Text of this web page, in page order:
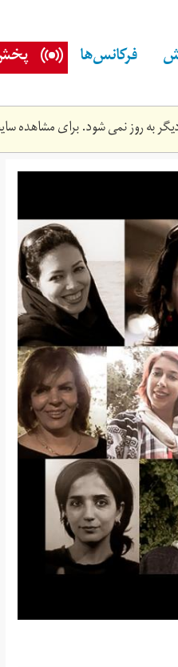
فرکانس‌ها
به روز نمی شود. برای مشاهده